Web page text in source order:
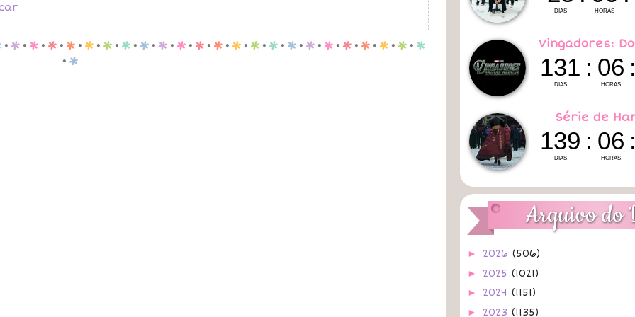
. p . p . p . p . p . p . p . p . p . p . p . p . p . p . p . p . p . p . p . p . p . p . p
. p
Vingadores:
Série de
Arquivo do
► 2026 (506)
► 2025 (1021)
► 2024 (1151)
► 2023 (1135)